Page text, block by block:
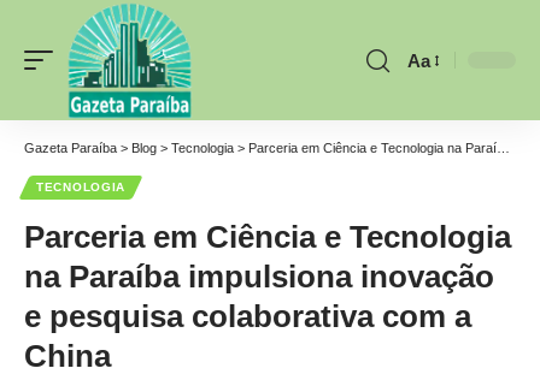
Font
Aa
Gazeta Paraíba > Blog > Tecnologia > Parceria em Ciência e Tecnologia na Paraíba impulsiona inovação e pesquisa colaborativa com a China
TECNOLOGIA
Parceria em Ciência e Tecnologia
na Paraíba impulsiona inovação
e pesquisa colaborativa com a
China